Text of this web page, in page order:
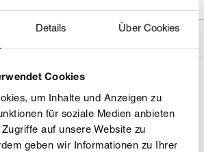
Details Über Cookies
Cookies
um Inhalte und Anzeigen zu
für soziale Medien anbieten
auf unsere Website zu
geben wir Informationen zu Ihrer